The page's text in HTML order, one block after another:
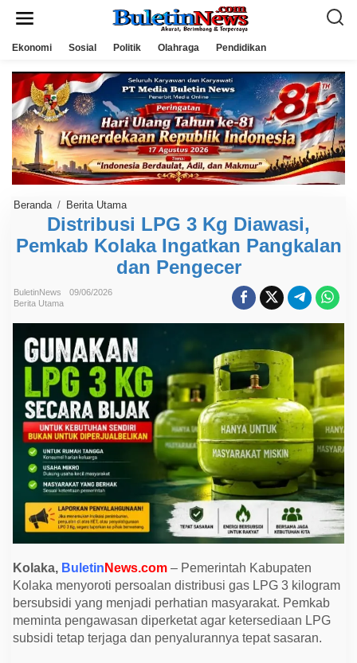
Ekonomi Sosial Politik Olahraga Pendidikan
Beranda / Berita Utama
s
t
r
b
L
P
G
3
K
g
D
i
a
w
a
e
m
k
K
o
l
a
k
a
n
Distribusi LPG 3 Kg Diawasi,
Pemkab Kolaka Ingatkan Pangkalan
dan Pengecer
BuletinNews
09/06/2026
Berita Utama
Kolaka, Buletin News.com – Pemerintah Kabupaten
Kolaka menyoroti persoalan distribusi gas LPG 3 kilogram
bersubsidi yang menjadi perhatian masyarakat. Pemkab
meminta pengawasan diperketat agar ketersediaan LPG
subsidi tetap terjaga dan penyalurannya tepat sasaran.